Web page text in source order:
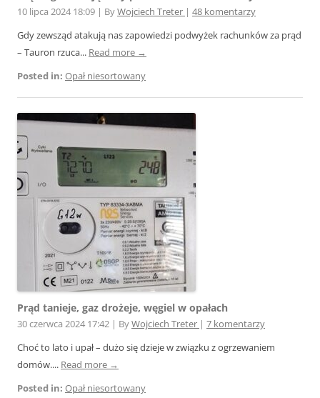
10 lipca 2024 18:09 | ByWojciech Treter | 48 komentarzy
Gdy zewsząd atakują nas zapowiedzi podwyżek rachunków za prąd
– Tauron rzuca... Read more →
Posted in: Opał niesortowany
Prąd tanieje, gaz drożeje, węgiel w opałach
30 czerwca 2024 17:42 | ByWojciech Treter | 7 komentarzy
Choć to lato i upał – dużo się dzieje w związku z ogrzewaniem
domów.... Read more →
Posted in: Opał niesortowany